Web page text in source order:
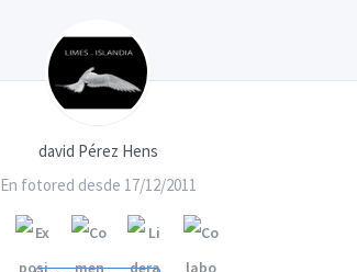
david Pérez Hens
En fotored desde 17/12/2011